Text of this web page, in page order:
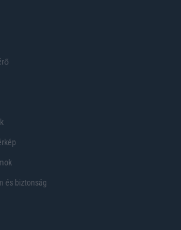
és biztonság